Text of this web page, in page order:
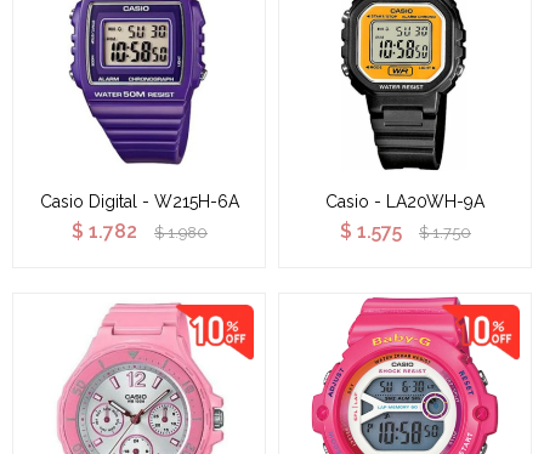
Casio Digital - W215H-6A
$ 1.782 $ 1.980
Casio - LA20WH-9A
$ 1.575 $ 1.750